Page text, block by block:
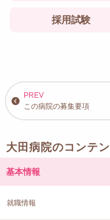
採用試験
この病院の募集要項
大田病院のコンテ
基本情報
就職情報